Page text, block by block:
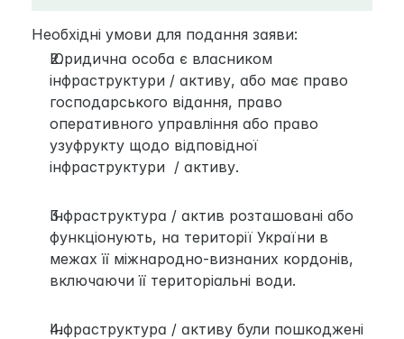
Необхідні умови для подання заяви:
Юридична особа є власником
інфраструктури / активу, або має право
господарського відання, право
оперативного управління або право
узуфрукту щодо відповідної
інфраструктури  / активу.
Інфраструктура / актив розташовані або
функціонують, на території України в
межах її міжнародно-визнаних кордонів,
включаючи її територіальні води.
Інфраструктура / активу були пошкоджені